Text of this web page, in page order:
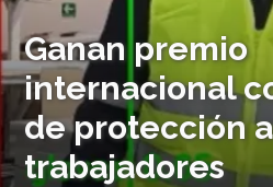
Ganan premio
internacional
de protección a
trabajadores